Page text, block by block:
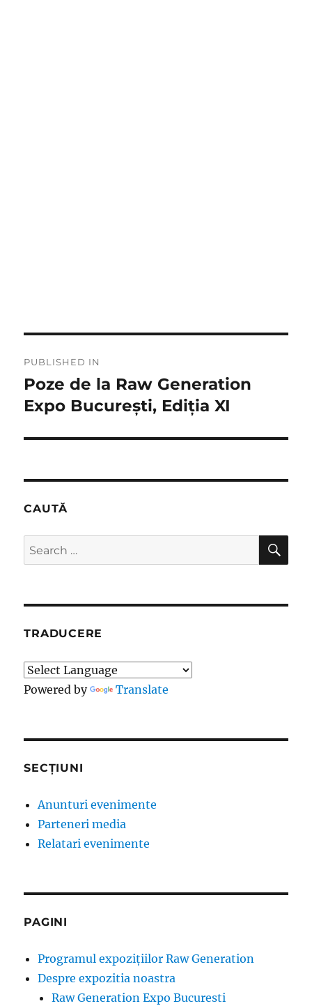
navigation
PUBLISHED IN
Poze de la Raw Generation
Expo București, Ediția XI
CAUTĂ
Search
for:
TRADUCERE
Powered by Translate
SECȚIUNI
Anunturi evenimente
Parteneri media
Relatari evenimente
PAGINI
Programul expozițiilor Raw Generation
Despre expozitia noastra
Raw Generation Expo Bucuresti